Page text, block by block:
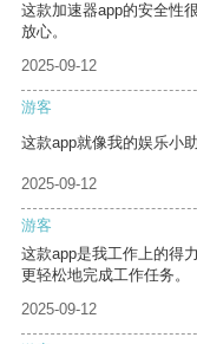
这款加速器app的安全性
放心。
2025-09-12
游客
这款app就像我的娱乐小
2025-09-12
游客
这款app是我工作上的得
更轻松地完成工作任务。
2025-09-12